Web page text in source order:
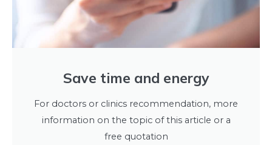
Save time and energy
For doctors or clinics recommendation, more
information on the topic of this article or a
free quotation